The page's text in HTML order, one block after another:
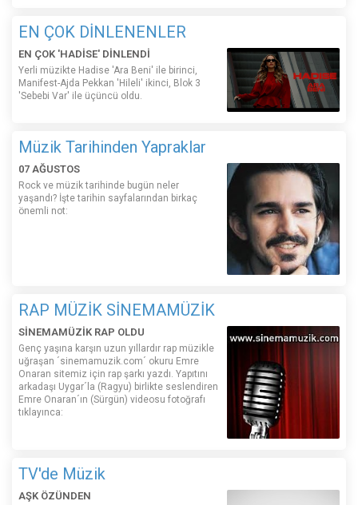
EN ÇOK DİNLENENLER
EN ÇOK 'HADİSE' DİNLENDİ
Yerli müzikte Hadise 'Ara Beni' ile birinci,
Manifest-Ajda Pekkan 'Hileli' ikinci, Blok 3
'Sebebi Var' ile üçüncü oldu.
Müzik Tarihinden Yapraklar
07 AĞUSTOS
Rock ve müzik tarihinde bugün neler
yaşandı? İşte tarihin sayfalarından birkaç
önemli not:
RAP MÜZİK SİNEMAMÜZİK
SİNEMAMÜZİK RAP OLDU
Genç yaşına karşın uzun yıllardır rap müzikle
uğraşan ´sinemamuzik.com´ okuru Emre
Onaran sitemiz için rap şarkı yazdı. Yapıtını
arkadaşı Uygar´la (Ragyu) birlikte seslendiren
Emre Onaran´ın (Sürgün) videosu fotoğrafı
tıklayınca:
TV'de Müzik
AŞK ÖZÜNDEN